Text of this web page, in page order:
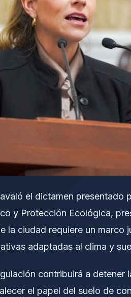
el dictamen presentado
y Protección Ecológica,
la ciudad requiere un
adaptadas al clima y
contribuirá a detener
el papel del suelo de